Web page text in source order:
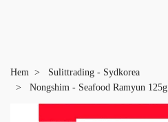
Hem
Sulittrading - Sydkorea
Nongshim - Seafood Ramyun 125g